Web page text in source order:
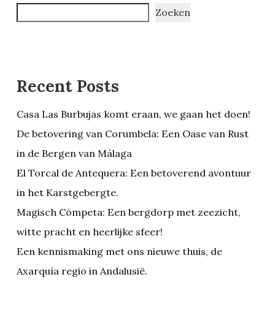
Zoeken
Recent Posts
Casa Las Burbujas komt eraan, we gaan het doen!
De betovering van Corumbela: Een Oase van Rust
in de Bergen van Málaga
El Torcal de Antequera: Een betoverend avontuur
in het Karstgebergte.
Magisch Cómpeta: Een bergdorp met zeezicht,
witte pracht en heerlijke sfeer!
Een kennismaking met ons nieuwe thuis, de
Axarquía regio in Andalusië.